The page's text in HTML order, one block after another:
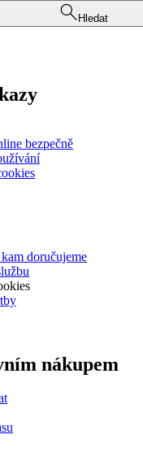
Hledat
bezpečně
doručujeme
nákupem